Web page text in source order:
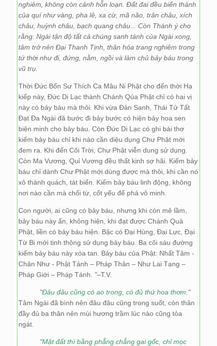
nghiêm, không còn cảnh hỗn loạn. Đất đai đều biến thành
của quí như vàng, pha lê, xa cừ, mã não, trân châu, xích
châu, huỳnh châu, bạch quang châu... Còn Thánh ý cho
rằng: Ngài tận độ tất cả chúng sanh tánh của Ngài xong,
tâm trở nên Đại Thanh Tịnh, thân hóa trang nghiêm trong
tứ thời như đi, đứng, nằm, ngồi và làm chủ bảy báu trong
vũ trụ.
Thời Đức Bổn Sư Thích Ca Mâu Ni Phật cho đến thời Hạ
kiếp này, Đức Di Lạc thành Chánh Qủa Phật chỉ có hai vị
này có bảy báu mà thôi. Khi vừa Đản Sanh, Thái Tử Tất
Đạt Đa Ngài đã bước đi bảy bước có hiện bảy hoa sen
biện minh cho bảy báu. Còn Đức Di Lạc có ghi bài thơ
kiếm bảy báu chỉ khi nào cần diệu dụng Chư Phật mới
đem ra. Khi đến Cõi Trời, Chư Phật viễn dung sử dụng.
Còn Ma Vương, Quỉ Vương đều thất kinh sợ hãi. Kiếm bảy
báu chỉ dành Chư Phật mới dùng được mà thôi, khi cần nó
xô thành quách, tát biển. Kiếm bảy báu linh động, không
nơi nào cần mà chối từ, cốt yếu để phá vô minh.
Con người, ai cũng có bảy báu, nhưng khi còn mê lầm,
bảy báu này ẩn, không hiện, khi đạt được Chánh Quả
Phật, liền có bảy báu hiện. Bậc có Đại Hùng, Đại Lực, Đại
Từ Bi mới tinh thông sử dụng bảy báu. Ba cõi sáu đường
kiếm bảy báu này xóa tan. Bảy báu của Phật: Nhất Tâm -
Chân Như - Phật Tánh – Pháp Thân – Như Lai Tạng –
Pháp Giới – Pháp Tánh. "–T.V.
"Đâu đâu cũng có ao trong, có đủ thứ hoa thơm. "
Tâm Ngài đã bình nên đâu đâu cũng trong suốt, còn thân
đầy đủ ba thân nên mùi hương trầm lúc nào cũng tỏa
ngát.
"Mặt đất thì bằng phẳng chẳng gai gốc, chỉ mọc